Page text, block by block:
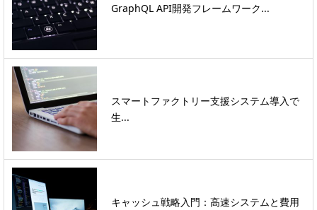
GraphQL API開発フレームワーク...
スマートファクトリー支援システム導入で
生...
キャッシュ戦略入門：高速システムと費用